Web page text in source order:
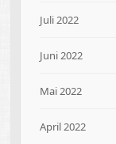
Juli 2022
Juni 2022
Mai 2022
April 2022